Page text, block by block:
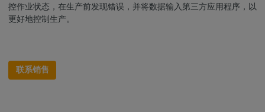
控作业状态，在生产前发现错误，并将数据输入第三方应用程序，以
更好地控制生产。
联系销售